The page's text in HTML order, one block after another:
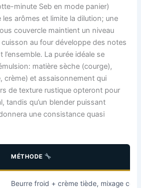
minute Seb en mode panier)
arômes et limite la dilution; une
couvercle maintient un niveau
cuisson au four développe des notes
La purée idéale se
matière sèche (courge),
crème) et assaisonnement qui
de texture rustique opteront pour
tandis qu’un blender puissant
une consistance quasi
MÉTHODE
Beurre froid + crème tiède, mixage